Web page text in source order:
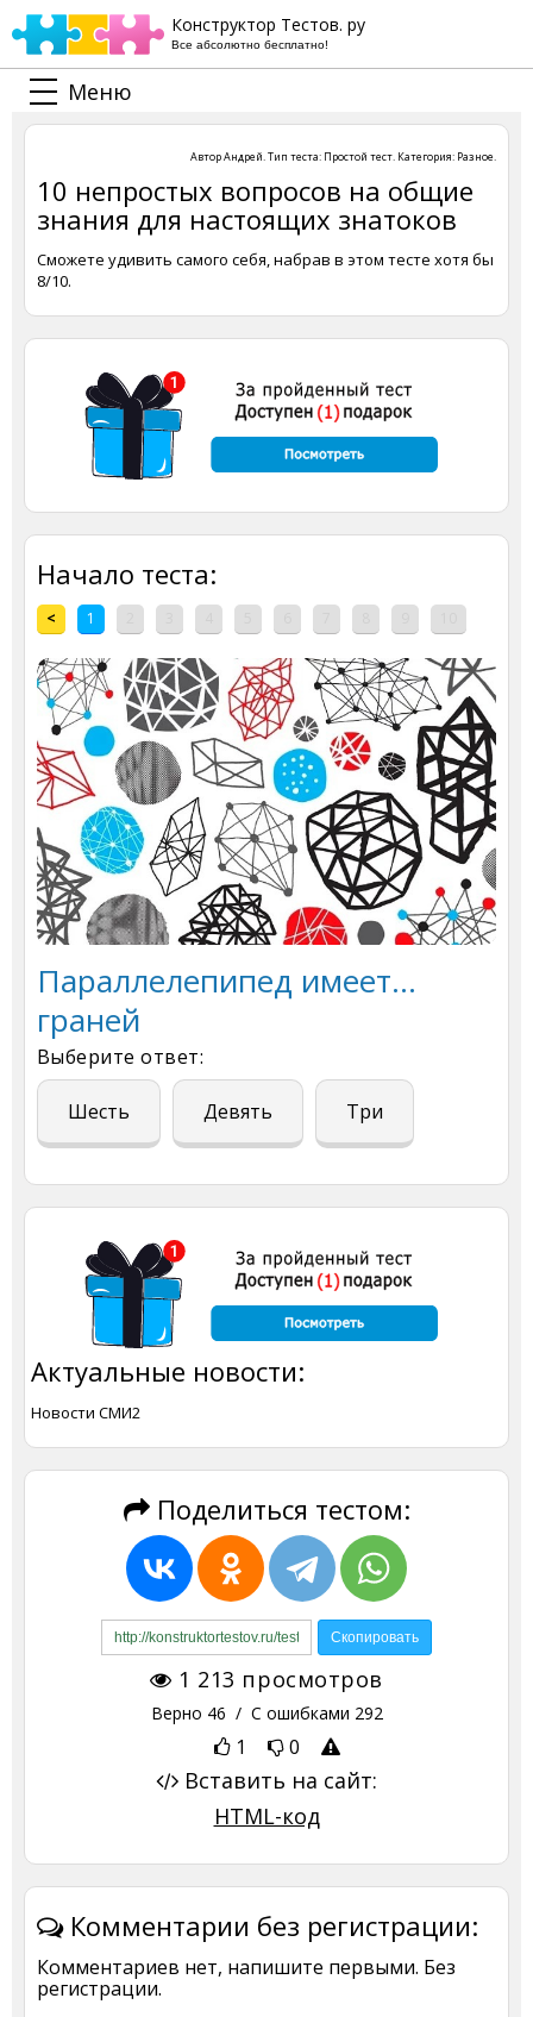
Конструктор Тестов. ру
Все абсолютно бесплатно!
Меню
АвторАндрей. Тип теста: Простой тест. Категория: Разное.
10 непростых вопросов на общие
знания для настоящих знатоков
Сможете удивить самого себя, набрав в этом тесте хотя бы
8/10.
Начало теста:
< 1
Параллелепипед имеет...
граней
Выберите ответ:
Шесть Девять Три
Актуальные новости:
Новости СМИ2
Поделиться тестом:
1 213 просмотров
Верно 46 / С ошибками 292
1 0
Вставить на сайт:
HTML-код
Комментарии без регистрации:
Комментариев нет, напишите первыми. Без
регистрации.